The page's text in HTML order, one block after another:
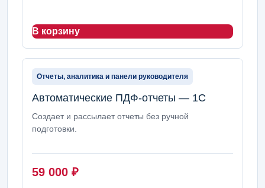
В корзину
Отчеты, аналитика и панели руководителя
Автоматические ПДФ-отчеты — 1С
Создает и рассылает отчеты без ручной
подготовки.
59 000 ₽